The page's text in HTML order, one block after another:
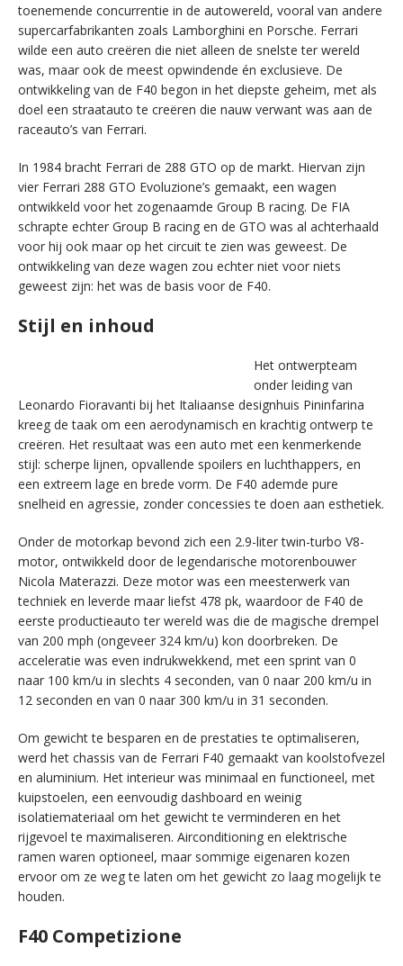
toenemende concurrentie in de autowereld, vooral van andere
supercarfabrikanten zoals Lamborghini en Porsche. Ferrari
wilde een auto creëren die niet alleen de snelste ter wereld
was, maar ook de meest opwindende én exclusieve. De
ontwikkeling van de F40 begon in het diepste geheim, met als
doel een straatauto te creëren die nauw verwant was aan de
raceauto’s van Ferrari.
In 1984 bracht Ferrari de 288 GTO op de markt. Hiervan zijn
vier Ferrari 288 GTO Evoluzione’s gemaakt, een wagen
ontwikkeld voor het zogenaamde Group B racing. De FIA
schrapte echter Group B racing en de GTO was al achterhaald
voor hij ook maar op het circuit te zien was geweest. De
ontwikkeling van deze wagen zou echter niet voor niets
geweest zijn: het was de basis voor de F40.
Stijl en inhoud
Het ontwerpteam
onder leiding van
Leonardo Fioravanti bij het Italiaanse designhuis Pininfarina
kreeg de taak om een aerodynamisch en krachtig ontwerp te
creëren. Het resultaat was een auto met een kenmerkende
stijl: scherpe lijnen, opvallende spoilers en luchthappers, en
een extreem lage en brede vorm. De F40 ademde pure
snelheid en agressie, zonder concessies te doen aan esthetiek.
Onder de motorkap bevond zich een 2.9-liter twin-turbo V8-
motor, ontwikkeld door de legendarische motorenbouwer
Nicola Materazzi. Deze motor was een meesterwerk van
techniek en leverde maar liefst 478 pk, waardoor de F40 de
eerste productieauto ter wereld was die de magische drempel
van 200 mph (ongeveer 324 km/u) kon doorbreken. De
acceleratie was even indrukwekkend, met een sprint van 0
naar 100 km/u in slechts 4 seconden, van 0 naar 200 km/u in
12 seconden en van 0 naar 300 km/u in 31 seconden.
Om gewicht te besparen en de prestaties te optimaliseren,
werd het chassis van de Ferrari F40 gemaakt van koolstofvezel
en aluminium. Het interieur was minimaal en functioneel, met
kuipstoelen, een eenvoudig dashboard en weinig
isolatiemateriaal om het gewicht te verminderen en het
rijgevoel te maximaliseren. Airconditioning en elektrische
ramen waren optioneel, maar sommige eigenaren kozen
ervoor om ze weg te laten om het gewicht zo laag mogelijk te
houden.
F40 Competizione